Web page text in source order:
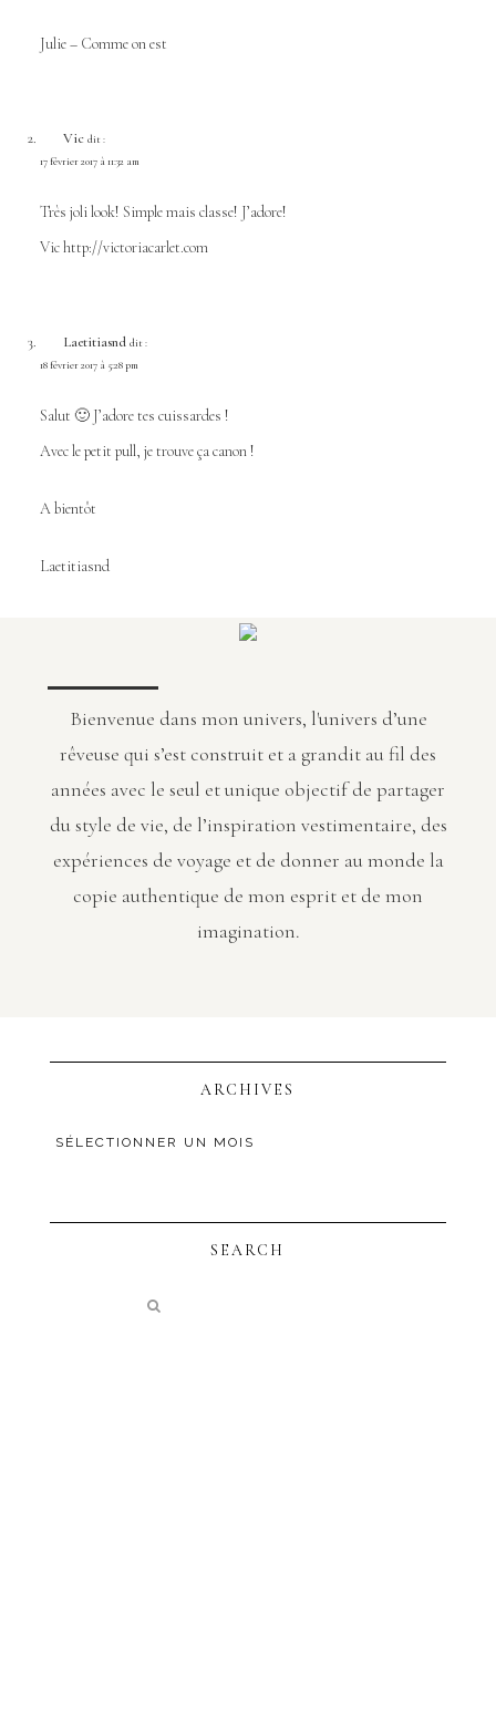
Julie – Comme on est
Vic dit :
17 février 2017 à 11:32 am
Très joli look! Simple mais classe! J’adore!
Vichttp://victoriacarlet.com
Laetitiasnd dit :
18 février 2017 à 5:28 pm
Salut 🙂 J’adore tes cuissardes !
Avec le petit pull, je trouve ça canon !
A bientôt
Laetitiasnd
Bienvenue dans mon univers, l'univers d’une
rêveuse qui s’est construit et a grandit au fil des
années avec le seul et unique objectif de partager
du style de vie, de l’inspiration vestimentaire, des
expériences de voyage et de donner au monde la
copie authentique de mon esprit et de mon
imagination.
ARCHIVES
SEARCH